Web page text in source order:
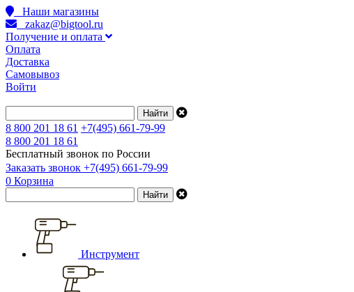
Наши магазины
zakaz@bigtool.ru
Получение и оплата
Оплата
Доставка
Самовывоз
Войти
8 800 201 18 61 +7(495) 661-79-99
8 800 201 18 61
Бесплатный звонок по России
Заказать звонок +7(495) 661-79-99
0 Корзина
Инструмент